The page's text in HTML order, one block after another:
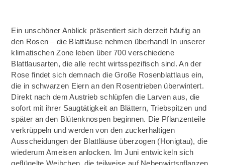
Ein unschöner Anblick präsentiert sich derzeit häufig an
den Rosen – die Blattläuse nehmen überhand! In unserer
klimatischen Zone leben über 700 verschiedene
Blattlausarten, die alle recht wirtsspezifisch sind. An der
Rose findet sich demnach die Große Rosenblattlaus ein,
die in schwarzen Eiern an den Rosentrieben überwintert.
Direkt nach dem Austrieb schlüpfen die Larven aus, die
sofort mit ihrer Saugtätigkeit an Blättern, Triebspitzen und
später an den Blütenknospen beginnen. Die Pflanzenteile
verkrüppeln und werden von den zuckerhaltigen
Ausscheidungen der Blattläuse überzogen (Honigtau), die
wiederum Ameisen anlocken. Im Juni entwickeln sich
geflügelte Weibchen, die teilweise auf Nebenwirtspflanzen